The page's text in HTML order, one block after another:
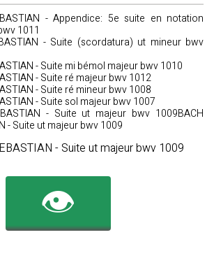
- Appendice: 5e suite en notation
1011
- Suite (scordatura) ut mineur bwv
- Suite mi bémol majeur bwv 1010
- Suite ré majeur bwv 1012
- Suite ré mineur bwv 1008
- Suite sol majeur bwv 1007
- Suite ut majeur bwv 1009BACH
- Suite ut majeur bwv 1009
- Suite ut majeur bwv 1009
👁️